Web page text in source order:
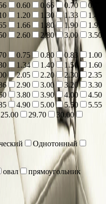
0.60 0.66 0.70
0.75
1.20 1.30 1.33
1.40
1.66 1.80 1.90
1.95
2.60 2.80 3.00
3.50
0.75 0.80 0.83
1.00
1.34 1.40 1.50
1.60
2.05 2.20 2.30
2.35
2.90 3.00 3.20
3.30
3.80 3.90 4.00
4.50
4.90 5.00 5.50
5.55
25.00 29.70
30.00
Однотонный
овал
прямоугольник